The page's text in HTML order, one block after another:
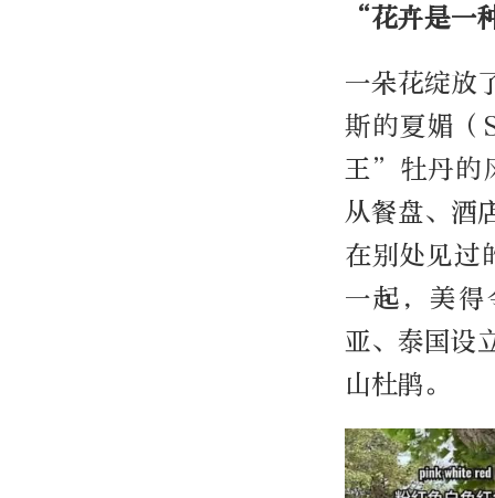
“花卉是一
一朵花绽放
斯的夏媚
王”牡丹的
从餐盘、酒
在别处见
一起，美
亚、泰国设
山杜鹃。